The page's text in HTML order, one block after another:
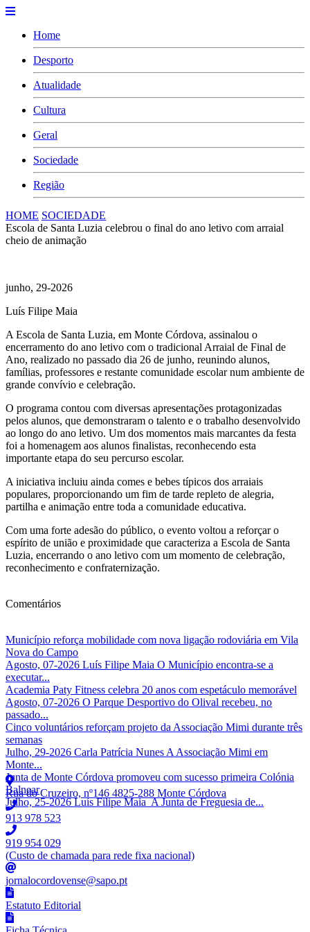
Home
Desporto
Atualidade
Cultura
Geral
Sociedade
Região
HOME SOCIEDADE
Escola de Santa Luzia celebrou o final do ano letivo com arraial
cheio de animação
junho, 29-2026
Luís Filipe Maia
A Escola de Santa Luzia, em Monte Córdova, assinalou o
encerramento do ano letivo com o tradicional Arraial de Final de
Ano, realizado no passado dia 26 de junho, reunindo alunos,
famílias, professores e restante comunidade escolar num ambiente de
grande convívio e celebração.
O programa contou com diversas apresentações protagonizadas
pelos alunos, que demonstraram o talento e o trabalho desenvolvido
ao longo do ano letivo. Um dos momentos mais marcantes da festa
foi a homenagem aos alunos finalistas, reconhecendo esta
importante etapa do seu percurso escolar.
A iniciativa incluiu ainda comes e bebes típicos dos arraiais
populares, proporcionando um fim de tarde repleto de alegria,
partilha e animação entre toda a comunidade educativa.
Com uma forte adesão do público, o evento voltou a reforçar o
espírito de união e proximidade que caracteriza a Escola de Santa
Luzia, encerrando o ano letivo com um momento de celebração,
reconhecimento e confraternização.
Comentários
Município reforça mobilidade com nova ligação rodoviária em Vila
Nova do Campo
Agosto, 07-2026 Luís Filipe Maia O Município encontra-se a
executar...
Academia Paty Fitness celebra 20 anos com espetáculo memorável
Agosto, 07-2026 O Parque Desportivo do Olival recebeu, no
passado...
Cinco voluntários reforçam projeto da Associação Mimi durante três
semanas
Julho, 29-2026 Carla Patrícia Nunes A Associação Mimi em
Monte...
Junta de Monte Córdova promoveu com sucesso primeira Colónia
Balnear
Julho, 25-2026 Luís Filipe Maia A Junta de Freguesia de...
Rua do Cruzeiro, nº146 4825-288 Monte Córdova
913 978 523
919 954 029
(Custo de chamada para rede fixa nacional)
jornalocordovense@sapo.pt
Estatuto Editorial